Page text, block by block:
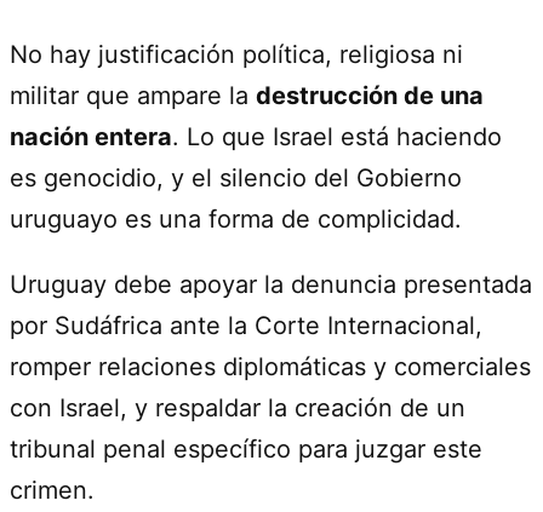
No hay justificación política, religiosa ni
militar que ampare la destrucción de una
nación entera. Lo que Israel está haciendo
es genocidio, y el silencio del Gobierno
uruguayo es una forma de complicidad.
Uruguay debe apoyar la denuncia presentada
por Sudáfrica ante la Corte Internacional,
romper relaciones diplomáticas y comerciales
con Israel, y respaldar la creación de un
tribunal penal específico para juzgar este
crimen.